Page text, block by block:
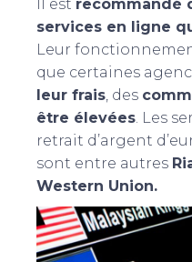
Il est recommandé
services en ligne
Leur
que certaines
leur frais, des
être élevées. Les
retrait d’argent
sont entre autres
Western Union.